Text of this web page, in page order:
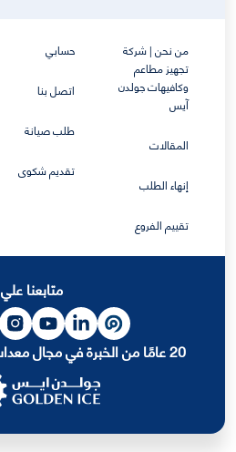
من نحن | شركة
تجهيز مطاعم
وكافيهات جولدن
آيس
المقالات
إنهاء الطلب
تقييم الفروع
حسابي
اتصل بنا
طلب صيانة
تقديم شكوى
متابعنا علي
20 عامًا من الخبرة في مجال معدات المطاعم والمقاهي